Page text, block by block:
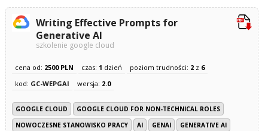
Writing Effective Prompts for
Generative AI
szkolenie google cloud
cena od: 2500 PLN czas: 1 dzień poziom trudności: 2z 6
kod: GC-WEPGAI wersja: 2.0
GOOGLE CLOUD
GOOGLE CLOUD FOR NON-TECHNICAL ROLES
NOWOCZESNE STANOWISKO PRACY
AI GENAI GENERATIVE AI